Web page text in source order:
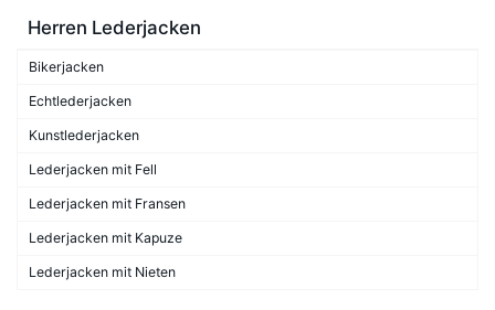
Herren Lederjacken
Bikerjacken
Echtlederjacken
Kunstlederjacken
Lederjacken mit Fell
Lederjacken mit Fransen
Lederjacken mit Kapuze
Lederjacken mit Nieten